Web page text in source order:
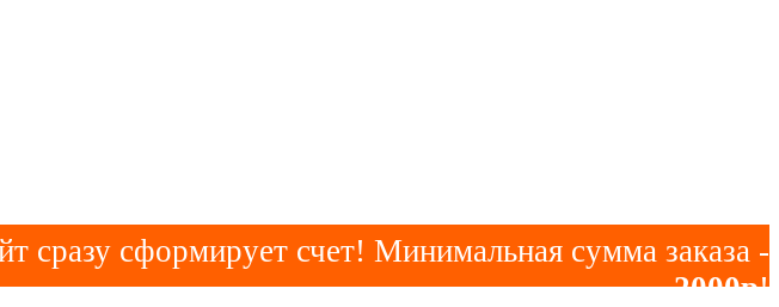
сразу сформирует счет! Минимальная сумма заказа -
2000р!